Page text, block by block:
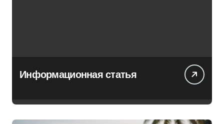
Информационная статья